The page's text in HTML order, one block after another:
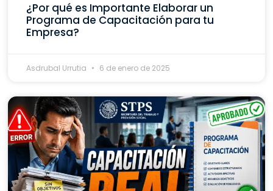
¿Por qué es Importante Elaborar un
Programa de Capacitación para tu
Empresa?
Asdrubal Urrutia 6 de enero de 2025